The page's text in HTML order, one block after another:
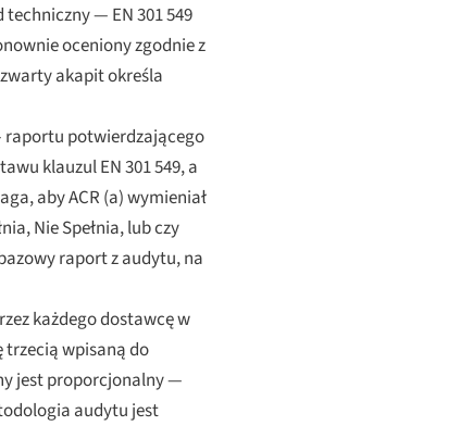
— EN 301 549
oceniony zgodnie z
akapit określa
raportu potwierdzającego
klauzul EN 301 549, a
aby ACR (a) wymieniał
Nie Spełnia, lub czy
raport z audytu, na
każdego dostawcę w
trzecią wpisaną do
jest proporcjonalny —
audytu jest